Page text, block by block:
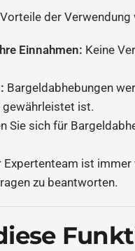
der Verwendung
Einnahmen: Keine
Bargeldabhebungen
ist.
Sie sich für
Expertenteam ist
zu beantworten.